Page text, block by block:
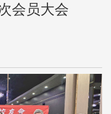
会员大会